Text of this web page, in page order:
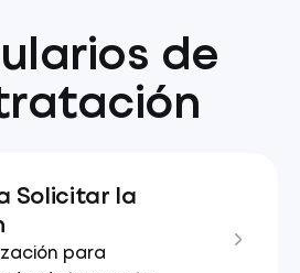
de
Solicitar la
para